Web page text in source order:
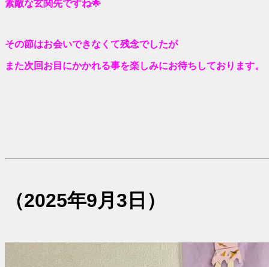
素敵な玄関先ですね🌟
その節はお会いできなくて残念でしたが
また次回お目にかかれる事を楽しみにお待ちしております。
（2025年9月3日 ）